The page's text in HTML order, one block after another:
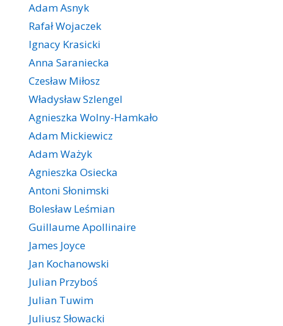
Adam Asnyk
Rafał Wojaczek
Ignacy Krasicki
Anna Saraniecka
Czesław Miłosz
Władysław Szlengel
Agnieszka Wolny-Hamkało
Adam Mickiewicz
Adam Ważyk
Agnieszka Osiecka
Antoni Słonimski
Bolesław Leśmian
Guillaume Apollinaire
James Joyce
Jan Kochanowski
Julian Przyboś
Julian Tuwim
Juliusz Słowacki